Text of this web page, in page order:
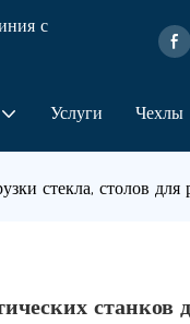
с
Услуги Чехлы
стекла, столов для
станков